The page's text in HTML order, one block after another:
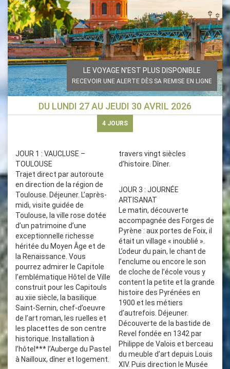
LE VOYAGE N'EST PLUS DISPONIBLE
RECEVOIR UNE ALERTE DÈS SA REMISE EN LIGNE
DU LUNDI 27AU JEUDI 30 AVRIL 2026
4 JOURS
JOUR 1 : VAUCLUSE –
TOULOUSE
Trajet direct par autoroute
en direction de la région de
Toulouse. Déjeuner. L’après-
midi, visite guidée de
Toulouse, la ville rose dotée
d’un patrimoine d’une
exceptionnelle richesse
héritée du Moyen Âge et de
la Renaissance. Vous
pourrez admirer le Capitole
l’emblématique Hôtel de Ville
construit pour les Capitouls
au xiie siècle, la basilique
Saint-Sernin, chef-d’oeuvre
de l’art roman, les ruelles et
les placettes de son centre
historique. Installation à
l’hôtel*** l’Auberge du Pastel
à Nailloux, dîner et logement.
travers vingt siècles
d’histoire. Dîner.
JOUR 3 : JOURNÉE
ARTISANAT
Le matin, découverte
accompagnée des Forges de
Pyrène : aux portes de Foix, il
était un village « inoublié ».
L’odeur du pain, le chant de
l’enclume ou encore le son
de cloche de l’école vous y
content la petite et la grande
histoire des Pyrénées en
1900 et les métiers
d’autrefois. Déjeuner.
Découverte de la bastide de
Revel fondée en 1342 par
Philippe de Valois et berceau
du meuble d’art depuis Louis
XIV. Puis direction le Musée